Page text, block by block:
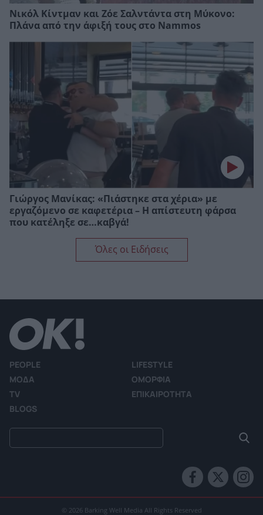
Νικόλ Κίντμαν και Ζόε Σαλντάντα στη Μύκονο:
Πλάνα από την άφιξή τους στο Nammos
Γιώργος Μανίκας: «Πιάστηκε στα χέρια» με
εργαζόμενο σε καφετέρια – Η απίστευτη φάρσα
που κατέληξε σε…καβγά!
Όλες οι Ειδήσεις
PEOPLE
LIFESTYLE
ΜΟΔΑ
ΟΜΟΡΦΙΑ
TV
ΕΠΙΚΑΙΡΟΤΗΤΑ
BLOGS
© 2026 Barking Well Media All Rights Reserved